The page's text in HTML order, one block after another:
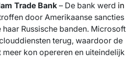
Trade Bank – De bank werd in
door Amerikaanse sancties
haar Russische banden. Microsoft
terug, waardoor de
meer kon opereren en uiteindelijk